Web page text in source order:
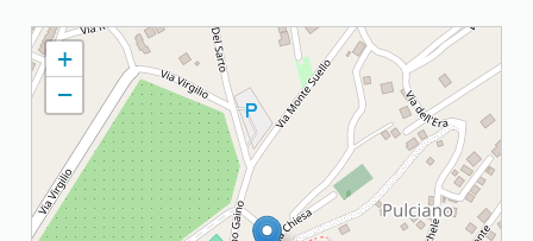
GAINO PARROCCHIA S. MICHELE ARCANGELO
+
−